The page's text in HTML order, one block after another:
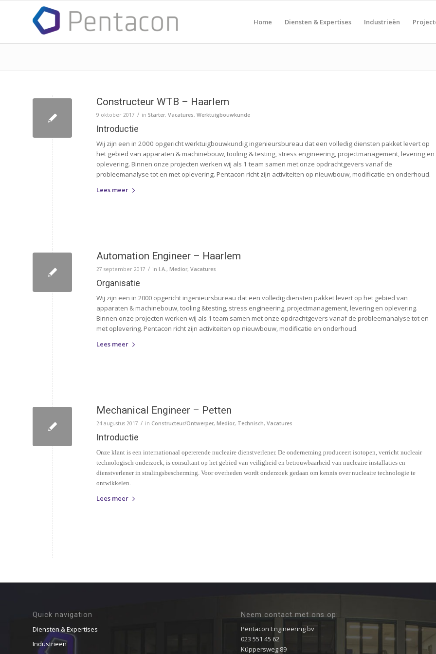
Home Diensten & Expertises Industrieën
Constructeur WTB – Haarlem
9 oktober 2017 / in Starter, Vacatures, Werktuigbouwkunde
Introductie
Wij zijn een in 2000 opgericht werktuigbouwkundig ingenieursbureau dat een volledig diensten pakket levert op
het gebied van apparaten & machinebouw, tooling & testing, stress engineering, projectmanagement, levering en
oplevering. Binnen onze projecten werken wij als 1 team samen met onze opdrachtgevers vanaf de
probleemanalyse tot en met oplevering. Pentacon richt zijn activiteiten op nieuwbouw, modificatie en onderhoud.
Lees meer
Automation Engineer – Haarlem
27 september 2017 / in I.A., Medior, Vacatures
Organisatie
Wij zijn een in 2000 opgericht ingenieursbureau dat een volledig diensten pakket levert op het gebied van
apparaten & machinebouw, tooling &testing, stress engineering, projectmanagement, levering en oplevering.
Binnen onze projecten werken wij als 1 team samen met onze opdrachtgevers vanaf de probleemanalyse tot en
met oplevering. Pentacon richt zijn activiteiten op nieuwbouw, modificatie en onderhoud.
Lees meer
Mechanical Engineer – Petten
24 augustus 2017 / in Constructeur/Ontwerper, Medior, Technisch, Vacatures
Introductie
Onze klant is een internationaal opererende nucleaire dienstverlener. De onderneming produceert isotopen, verricht nucleair
technologisch onderzoek, is consultant op het gebied van veiligheid en betrouwbaarheid van nucleaire installaties en
dienstverlener in stralingsbescherming. Voor overheden wordt onderzoek gedaan om kennis over nucleaire technologie te
ontwikkelen.
Lees meer
Quick navigation
Diensten & Expertises
Industrieën
Neem contact met ons op:
Pentacon Engineering bv
023 551 45 62
Küppersweg 89